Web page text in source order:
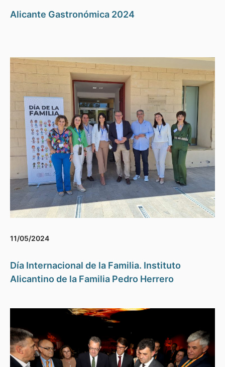
Alicante Gastronómica 2024
11/05/2024
Día Internacional de la Familia. Instituto
Alicantino de la Familia Pedro Herrero